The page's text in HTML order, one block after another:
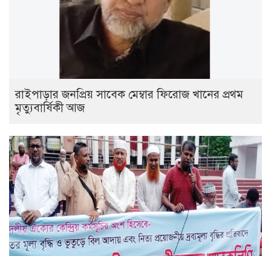
রাইপাড়ার জনপ্রিয় সাবেক মেম্বার ফিরোজ খানের প্রথম
মৃত্যুবার্ষিকী আজ